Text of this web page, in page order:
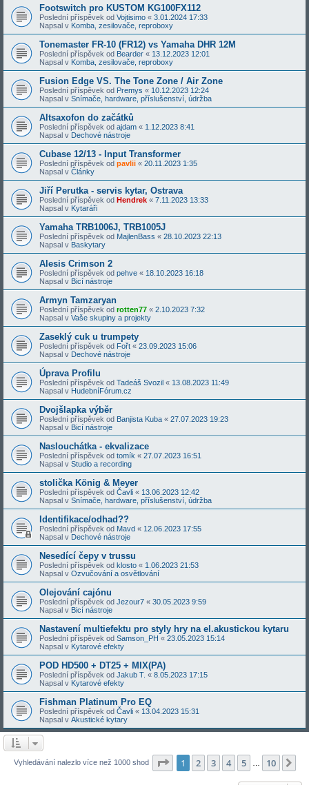
Footswitch pro KUSTOM KG100FX112
Poslední příspěvek od Vojtisimo « 3.01.2024 17:33
Napsal v Komba, zesilovače, reproboxy
Tonemaster FR-10 (FR12) vs Yamaha DHR 12M
Poslední příspěvek od Bearder « 13.12.2023 12:01
Napsal v Komba, zesilovače, reproboxy
Fusion Edge VS. The Tone Zone / Air Zone
Poslední příspěvek od Premys « 10.12.2023 12:24
Napsal v Snímače, hardware, příslušenství, údržba
Altsaxofon do začátků
Poslední příspěvek od ajdam « 1.12.2023 8:41
Napsal v Dechové nástroje
Cubase 12/13 - Input Transformer
Poslední příspěvek od pavlii « 20.11.2023 1:35
Napsal v Články
Jiří Perutka - servis kytar, Ostrava
Poslední příspěvek od Hendrek « 7.11.2023 13:33
Napsal v Kytaráři
Yamaha TRB1006J, TRB1005J
Poslední příspěvek od MajlenBass « 28.10.2023 22:13
Napsal v Baskytary
Alesis Crimson 2
Poslední příspěvek od pehve « 18.10.2023 16:18
Napsal v Bicí nástroje
Armyn Tamzaryan
Poslední příspěvek od rotten77 « 2.10.2023 7:32
Napsal v Vaše skupiny a projekty
Zaseklý cuk u trumpety
Poslední příspěvek od Fořt « 23.09.2023 15:06
Napsal v Dechové nástroje
Úprava Profilu
Poslední příspěvek od Tadeáš Svozil « 13.08.2023 11:49
Napsal v HudebníFórum.cz
Dvojšlapka výběr
Poslední příspěvek od Banjista Kuba « 27.07.2023 19:23
Napsal v Bicí nástroje
Naslouchátka - ekvalizace
Poslední příspěvek od tomík « 27.07.2023 16:51
Napsal v Studio a recording
stolička König & Meyer
Poslední příspěvek od Čavli « 13.06.2023 12:42
Napsal v Snímače, hardware, příslušenství, údržba
Identifikace/odhad??
Poslední příspěvek od Mavd « 12.06.2023 17:55
Napsal v Dechové nástroje
Nesedící čepy v trussu
Poslední příspěvek od klosto « 1.06.2023 21:53
Napsal v Ozvučování a osvětlování
Olejování cajónu
Poslední příspěvek od Jezour7 « 30.05.2023 9:59
Napsal v Bicí nástroje
Nastavení multiefektu pro styly hry na el.akustickou kytaru
Poslední příspěvek od Samson_PH « 23.05.2023 15:14
Napsal v Kytarové efekty
POD HD500 + DT25 + MIX(PA)
Poslední příspěvek od Jakub T. « 8.05.2023 17:15
Napsal v Kytarové efekty
Fishman Platinum Pro EQ
Poslední příspěvek od Čavli « 13.04.2023 15:31
Napsal v Akustické kytary
Vyhledávání nalezlo více než 1000 shod Stránka z 10
1 2 3 4 5 10